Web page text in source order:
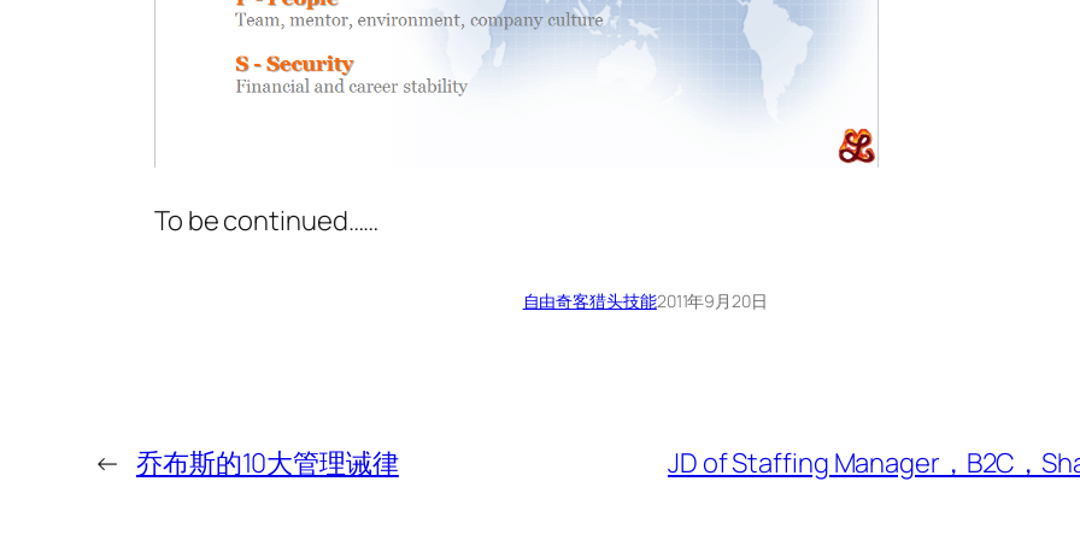
To be continued……
自由奇客猎头技能2011年9月20日
← 乔布斯的10大管理诫律 JD of Staffing Manager，B2C，